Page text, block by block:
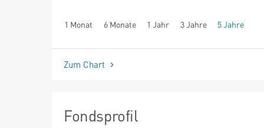
1 Monat 6 Monate 1 Jahr 3 Jahre 5 Jahre
seit Beginn
Zum Chart
Fondsprofil